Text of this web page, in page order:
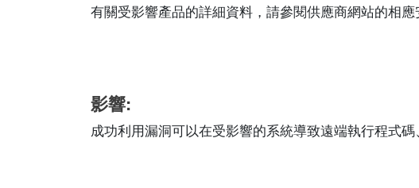
有關受影響產品的詳細資料，請參閱供應商網站的相
影響:
成功利用漏洞可以在受影響的系統導致遠端執行程式碼